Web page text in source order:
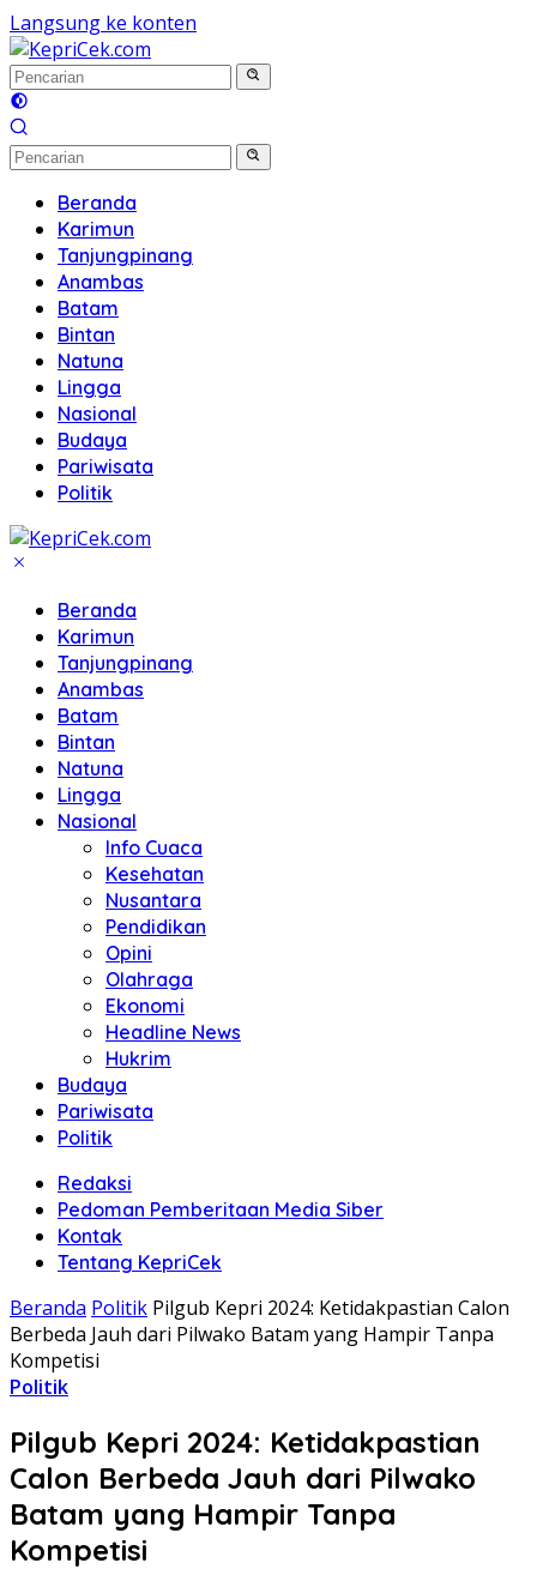
Langsung ke konten
Beranda
Karimun
Tanjungpinang
Anambas
Batam
Bintan
Natuna
Lingga
Nasional
Budaya
Pariwisata
Politik
Beranda
Karimun
Tanjungpinang
Anambas
Batam
Bintan
Natuna
Lingga
Nasional
Info Cuaca
Kesehatan
Nusantara
Pendidikan
Opini
Olahraga
Ekonomi
Headline News
Hukrim
Budaya
Pariwisata
Politik
Redaksi
Pedoman Pemberitaan Media Siber
Kontak
Tentang KepriCek
Beranda Politik Pilgub Kepri 2024: Ketidakpastian Calon
Berbeda Jauh dari Pilwako Batam yang Hampir Tanpa
Kompetisi
Politik
Pilgub Kepri 2024: Ketidakpastian
Calon Berbeda Jauh dari Pilwako
Batam yang Hampir Tanpa
Kompetisi